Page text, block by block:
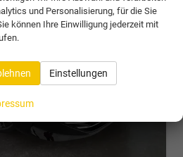
und Personalisierung, für die Sie
können Ihre Einwilligung jederzeit mit
Einstellungen